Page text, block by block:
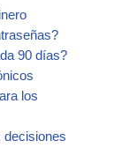
90 días?
los
decisiones